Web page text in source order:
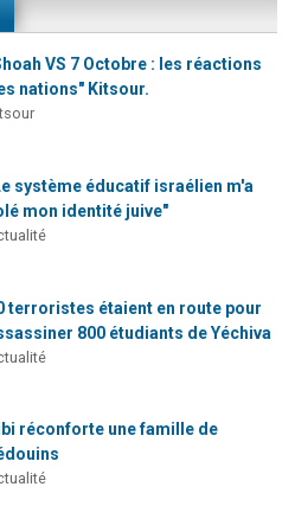
VS 7 Octobre : les réactions
nations" Kitsour.
système éducatif israélien m'a
mon identité juive"
terroristes étaient en route pour
800 étudiants de Yéchiva
réconforte une famille de